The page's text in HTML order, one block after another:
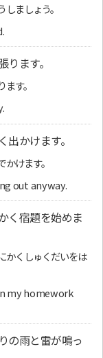
ましょう。
ます。
す。
かけます。
けます。
out anyway.
く宿題を始めま
かくしゅくだいをは
my homework
の雨と雷が鳴っ